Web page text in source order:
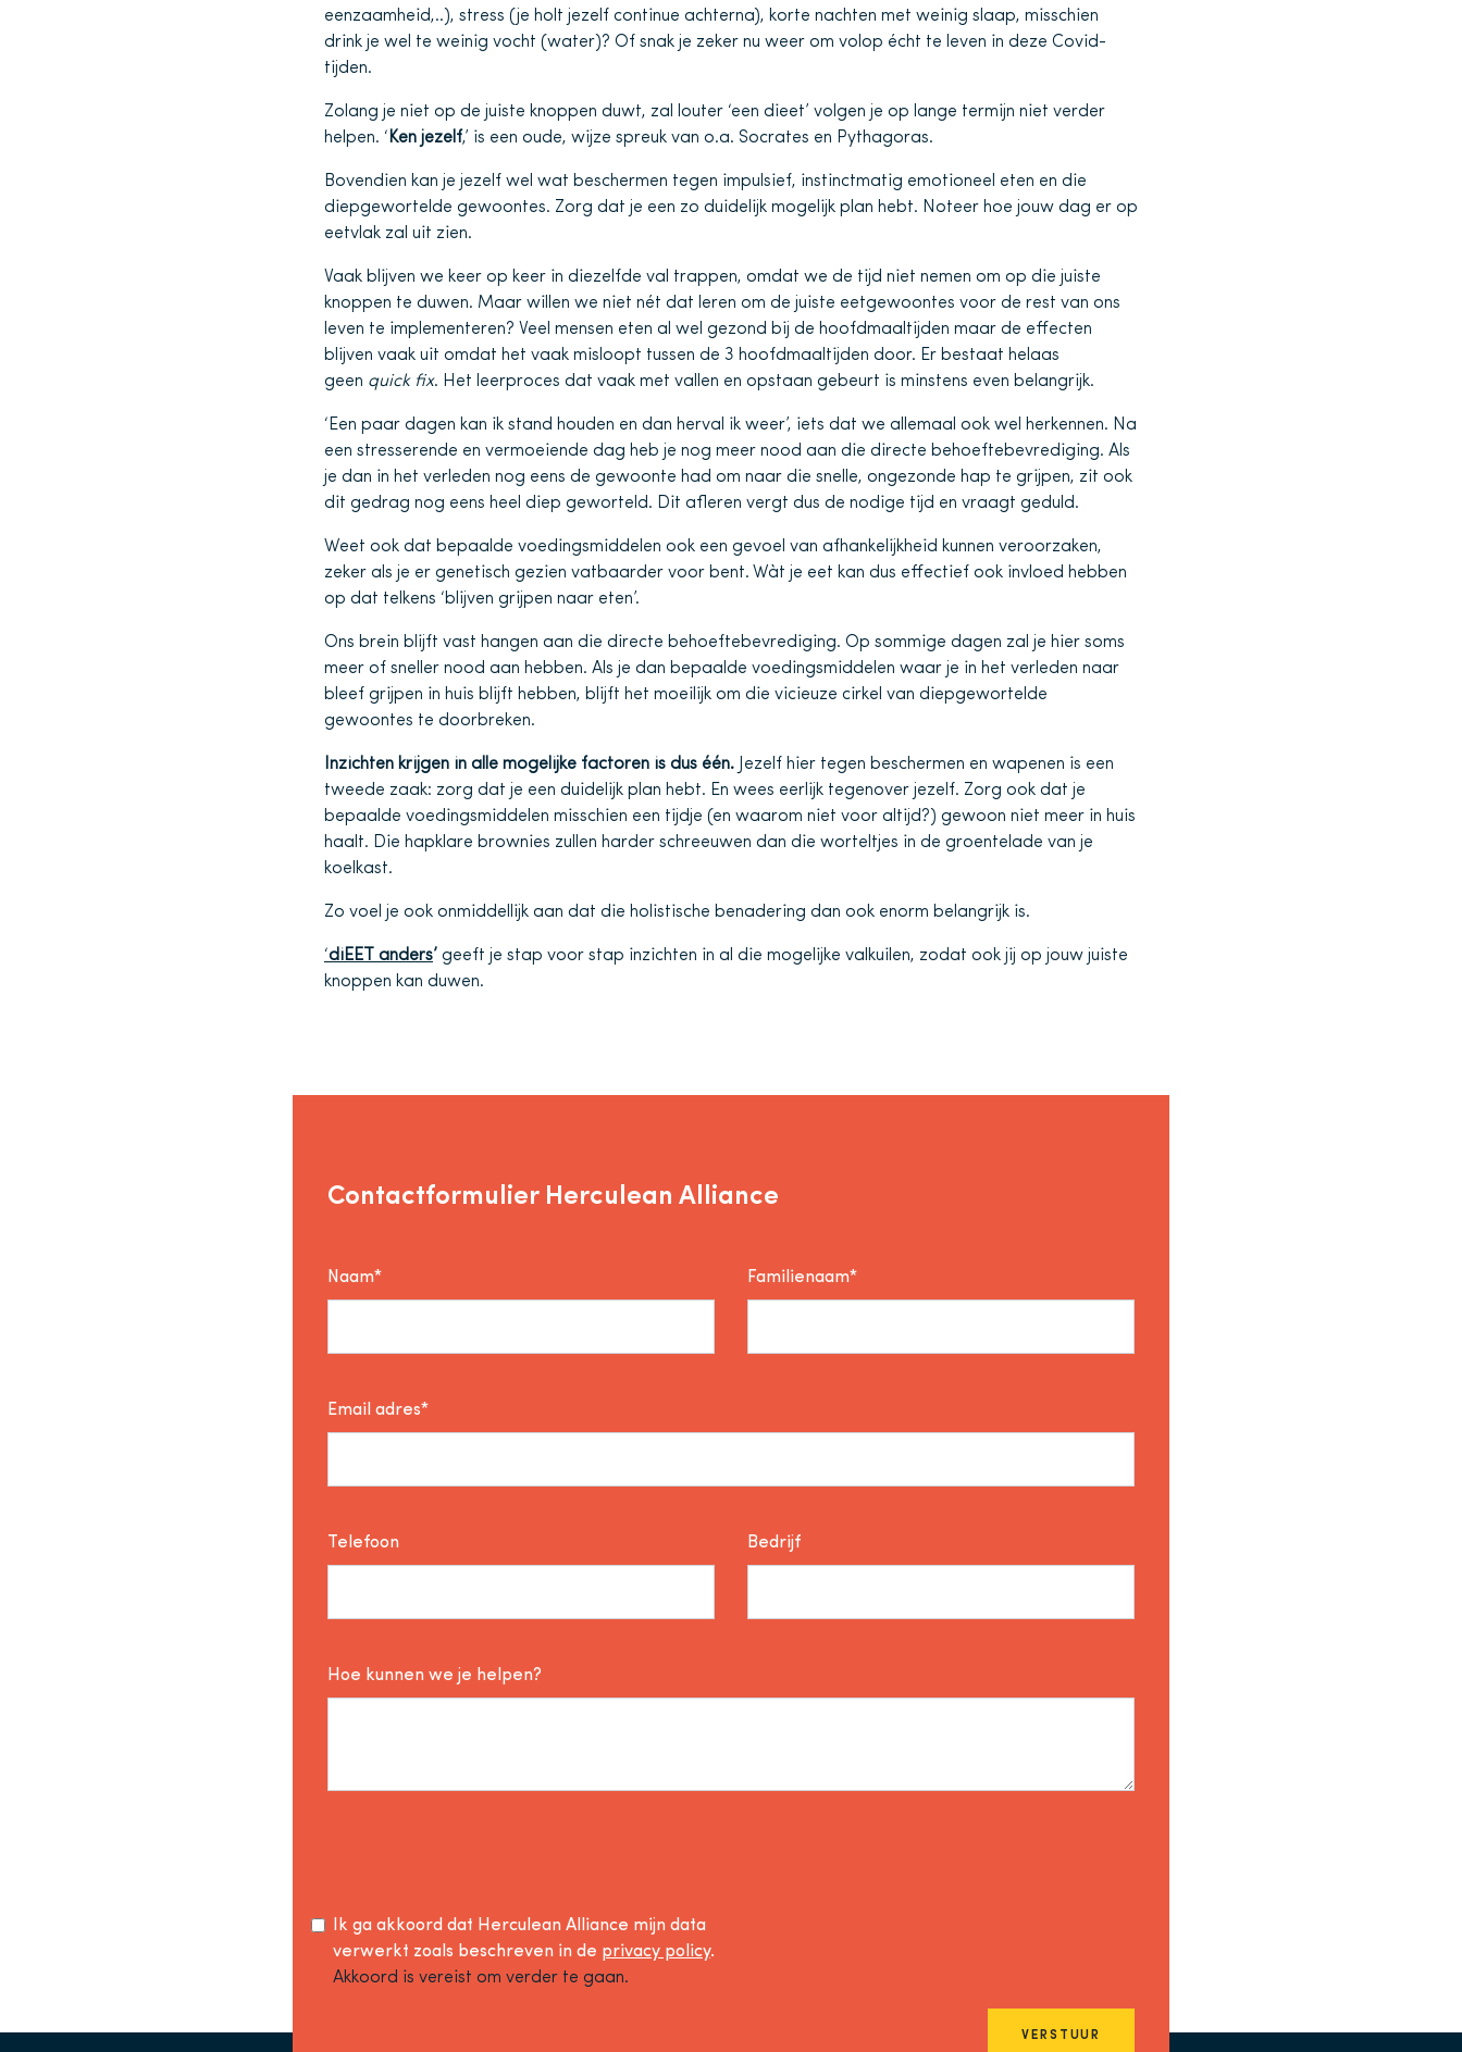
eenzaamheid,..), stress (je holt jezelf continue achterna), korte nachten met weinig slaap, misschien
drink je wel te weinig vocht (water)? Of snak je zeker nu weer om volop écht te leven in deze Covid-
tijden.
Zolang je niet op de juiste knoppen duwt, zal louter ‘een dieet’ volgen je op lange termijn niet verder
helpen. ‘ Ken jezelf,’ is een oude, wijze spreuk van o.a. Socrates en Pythagoras.
Bovendien kan je jezelf wel wat beschermen tegen impulsief, instinctmatig emotioneel eten en die
diepgewortelde gewoontes. Zorg dat je een zo duidelijk mogelijk plan hebt. Noteer hoe jouw dag er op
eetvlak zal uit zien.
Vaak blijven we keer op keer in diezelfde val trappen, omdat we de tijd niet nemen om op die juiste
knoppen te duwen. Maar willen we niet nét dat leren om de juiste eetgewoontes voor de rest van ons
leven te implementeren? Veel mensen eten al wel gezond bij de hoofdmaaltijden maar de effecten
blijven vaak uit omdat het vaak misloopt tussen de 3 hoofdmaaltijden door. Er bestaat helaas
geen quick fix. Het leerproces dat vaak met vallen en opstaan gebeurt is minstens even belangrijk.
‘Een paar dagen kan ik stand houden en dan herval ik weer’, iets dat we allemaal ook wel herkennen. Na
een stresserende en vermoeiende dag heb je nog meer nood aan die directe behoeftebevrediging. Als
je dan in het verleden nog eens de gewoonte had om naar die snelle, ongezonde hap te grijpen, zit ook
dit gedrag nog eens heel diep geworteld. Dit afleren vergt dus de nodige tijd en vraagt geduld.
Weet ook dat bepaalde voedingsmiddelen ook een gevoel van afhankelijkheid kunnen veroorzaken,
zeker als je er genetisch gezien vatbaarder voor bent. Wàt je eet kan dus effectief ook invloed hebben
op dat telkens ‘blijven grijpen naar eten’.
Ons brein blijft vast hangen aan die directe behoeftebevrediging. Op sommige dagen zal je hier soms
meer of sneller nood aan hebben. Als je dan bepaalde voedingsmiddelen waar je in het verleden naar
bleef grijpen in huis blijft hebben, blijft het moeilijk om die vicieuze cirkel van diepgewortelde
gewoontes te doorbreken.
Inzichten krijgen in alle mogelijke factoren is dus één. Jezelf hier tegen beschermen en wapenen is een
tweede zaak: zorg dat je een duidelijk plan hebt. En wees eerlijk tegenover jezelf. Zorg ook dat je
bepaalde voedingsmiddelen misschien een tijdje (en waarom niet voor altijd?) gewoon niet meer in huis
haalt. Die hapklare brownies zullen harder schreeuwen dan die worteltjes in de groentelade van je
koelkast.
Zo voel je ook onmiddellijk aan dat die holistische benadering dan ook enorm belangrijk is.
‘diEET anders’ geeft je stap voor stap inzichten in al die mogelijke valkuilen, zodat ook jij op jouw juiste
knoppen kan duwen.
Contactformulier Herculean Alliance
Naam* Familienaam*
Email adres*
Telefoon Bedrijf
Hoe kunnen we je helpen?
Ik ga akkoord dat Herculean Alliance mijn data
verwerkt zoals beschreven in de privacy policy.
Akkoord is vereist om verder te gaan.
VERSTUUR